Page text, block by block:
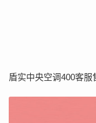
盾实中央空调400客服